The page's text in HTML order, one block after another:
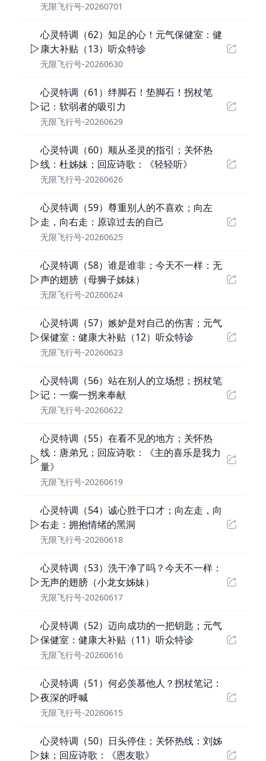
无限飞行号-20260701
心灵特调（62）知足的心！元气保健室：健
康大补贴（13）听众特诊
无限飞行号-20260630
心灵特调（61）绊脚石！垫脚石！拐杖笔
记：软弱者的吸引力
无限飞行号-20260629
心灵特调（60）顺从圣灵的指引；关怀热
线：杜姊妹；回应诗歌：《轻轻听》
无限飞行号-20260626
心灵特调（59）尊重别人的不喜欢；向左
走，向右走：原谅过去的自己
无限飞行号-20260625
心灵特调（58）谁是谁非；今天不一样：无
声的翅膀（母狮子姊妹）
无限飞行号-20260624
心灵特调（57）嫉妒是对自己的伤害；元气
保健室：健康大补贴（12）听众特诊
无限飞行号-20260623
心灵特调（56）站在别人的立场想；拐杖笔
记：一瘸一拐来奉献
无限飞行号-20260622
心灵特调（55）在看不见的地方；关怀热
线：唐弟兄；回应诗歌：《主的喜乐是我力
量》
无限飞行号-20260619
心灵特调（54）诚心胜于口才；向左走，向
右走：拥抱情绪的黑洞
无限飞行号-20260618
心灵特调（53）洗干净了吗？今天不一样：
无声的翅膀（小龙女姊妹）
无限飞行号-20260617
心灵特调（52）迈向成功的一把钥匙；元气
保健室：健康大补贴（11）听众特诊
无限飞行号-20260616
心灵特调（51）何必羡慕他人？拐杖笔记：
夜深的呼喊
无限飞行号-20260615
心灵特调（50）日头停住；关怀热线：刘姊
妹；回应诗歌：《恩友歌》